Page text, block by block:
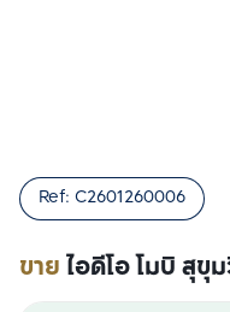
ขายไอดีโอ โมบิ สุขุ
Ref: C2601260006เปรียบ